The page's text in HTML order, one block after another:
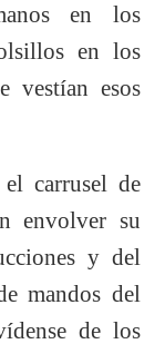
en los
en los
vestían esos
carrusel de
envolver su
y del
mandos del
de los